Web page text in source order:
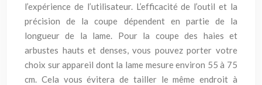
l’expérience de l’utilisateur. L’efficacité de l’outil et la
précision de la coupe dépendent en partie de la
longueur de la lame. Pour la coupe des haies et
arbustes hauts et denses, vous pouvez porter votre
choix sur appareil dont la lame mesure environ 55 à 75
cm. Cela vous évitera de tailler le même endroit à